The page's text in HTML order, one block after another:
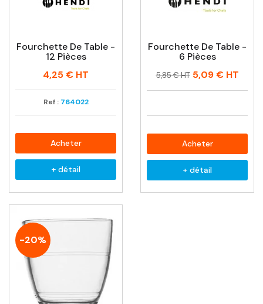
Fourchette De Table -
12 Pièces
Prix
4,25 € HT
Ref : 764022
Acheter
+ détail
Fourchette De Table -
6 Pièces
Prix
Prix
5,85 € HT 5,09 €HT
Acheter
+ détail
-20%